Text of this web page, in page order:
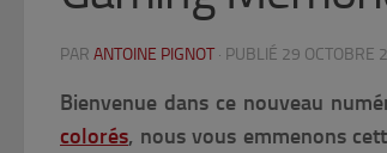
PAR ANTOINE PIGNOT · PUBLIÉ 29 OCTOBRE
Bienvenue dans ce nouveau
colorés, nous vous emmenons